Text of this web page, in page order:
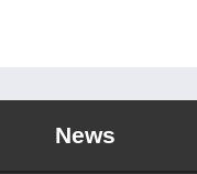
News